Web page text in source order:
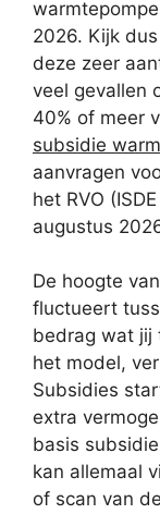
2026. Kijk
deze zeer
veel gevallen
40% of meer
subsidie
aanvragen
het RVO
augustus
De hoogte
fluctueert
bedrag wat jij
het model,
Subsidies
extra
basis
kan allemaal
of scan van